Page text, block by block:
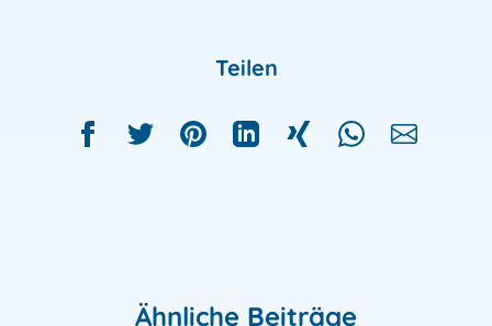
Teilen
Ähnliche Beiträge